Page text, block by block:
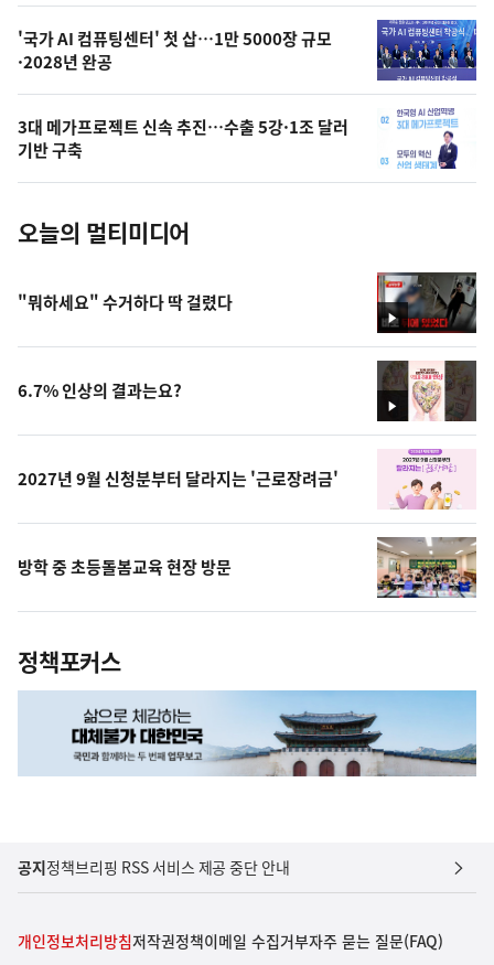
오
늘
의
사
진
'국가 AI 컴퓨팅센터' 첫 삽…1만 5000장 규모
·2028년 완공
3대 메가프로젝트 신속 추진…수출 5강·1조 달러
기반 구축
오늘의 멀티미디어
영
상
"뭐하세요" 수거하다 딱 걸렸다
영
상
6.7% 인상의 결과는요?
2027년 9월 신청분부터 달라지는 '근로장려금'
방학 중 초등돌봄교육 현장 방문
정책포커스
공지정책브리핑 RSS 서비스 제공 중단 안내
개인정보처리방침저작권정책이메일 수집거부자주 묻는 질문(FAQ)